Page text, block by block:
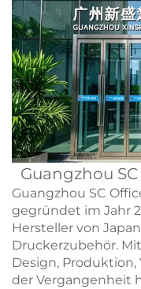
Guangzhou
Guangzhou SC
gegründet im Jahr
Hersteller von
Druckerzubehör.
Design,
der Vergangenheit